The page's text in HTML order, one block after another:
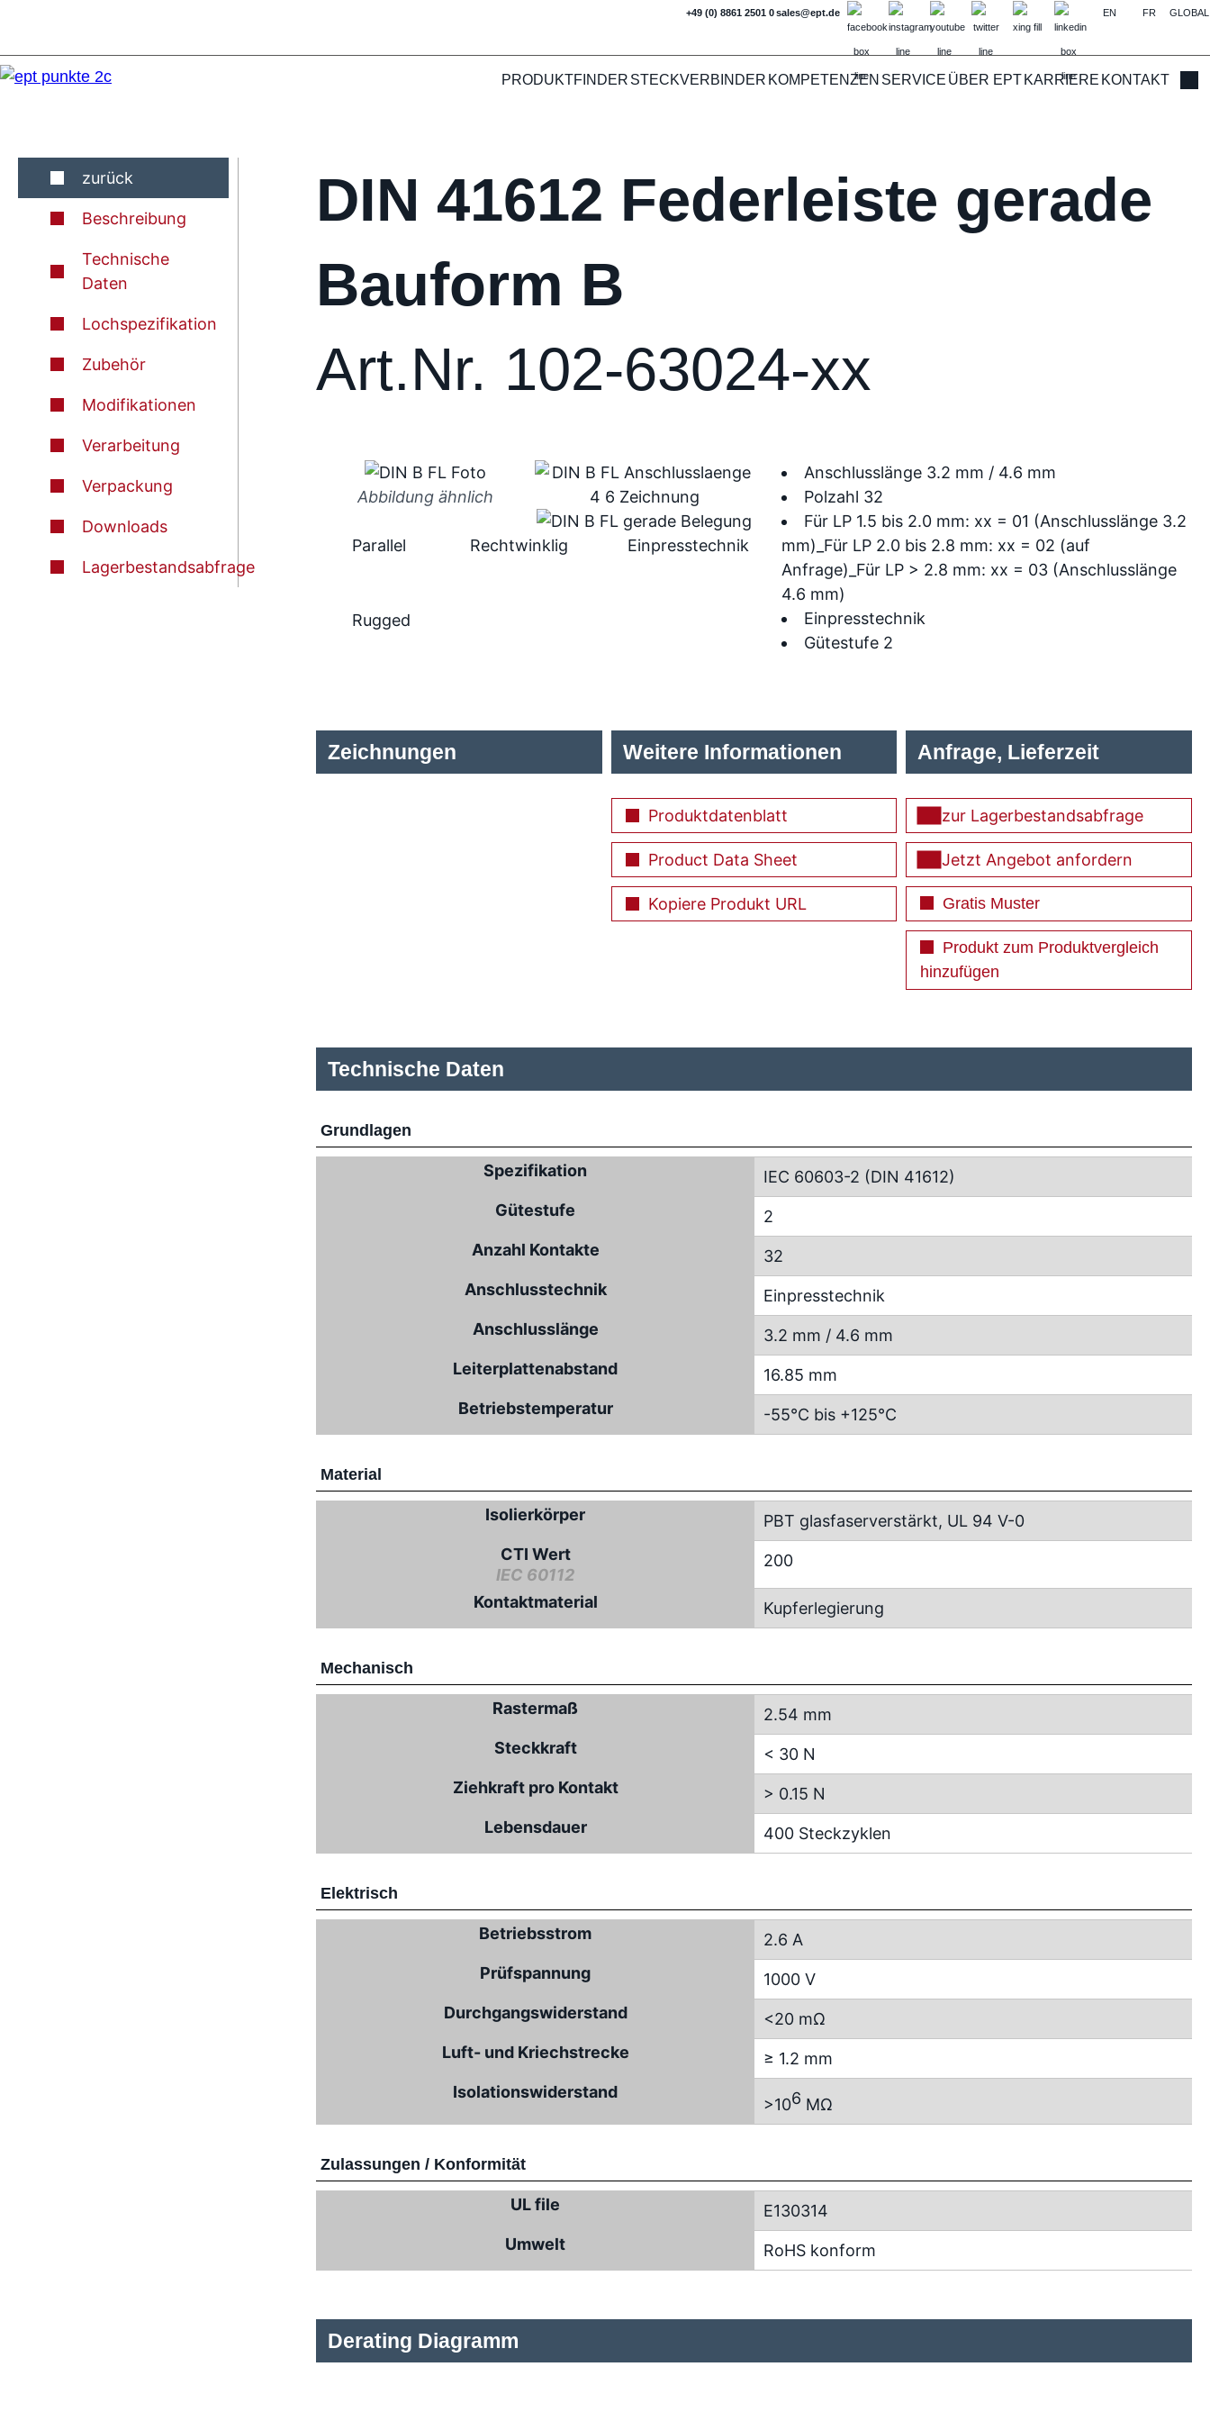
+49 (0) 8861 2501 0sales@ept.de EN FR GLOBAL
PRODUKTFINDER STECKVERBINDER KOMPETENZEN SERVICE ÜBER EPTKARRIERE KONTAKT
zurück
Beschreibung
Technische
Daten
Lochspezifikation
Zubehör
Modifikationen
Verarbeitung
Verpackung
Downloads
Lagerbestandsabfrage
DIN 41612 Federleiste gerade
Bauform B
Art.Nr. 102-63024-xx
Abbildung ähnlich
Anschlusslänge 3.2 mm / 4.6 mm
Polzahl 32
Für LP 1.5 bis 2.0 mm: xx = 01 (Anschlusslänge 3.2
mm)_Für LP 2.0 bis 2.8 mm: xx = 02 (auf
Anfrage)_Für LP > 2.8 mm: xx = 03 (Anschlusslänge
4.6 mm)
Einpresstechnik
Gütestufe 2
Parallel Rechtwinklig Einpresstechnik
Rugged
Zeichnungen Weitere Informationen
Produktdatenblatt
Product Data Sheet
Kopiere Produkt URL
Anfrage, Lieferzeit
zur Lagerbestandsabfrage
Jetzt Angebot anfordern
Gratis Muster
Produkt zum Produktvergleich
hinzufügen
Technische Daten
Grundlagen
Spezifikation
IEC 60603-2 (DIN 41612)
Gütestufe
2
Anzahl Kontakte
32
Anschlusstechnik
Einpresstechnik
Anschlusslänge
3.2 mm / 4.6 mm
Leiterplattenabstand
16.85 mm
Betriebstemperatur
-55°C bis +125°C
Material
Isolierkörper
PBT glasfaserverstärkt, UL 94 V-0
CTI Wert
IEC 60112
200
Kontaktmaterial Kupferlegierung
Mechanisch
Rastermaß
2.54 mm
Steckkraft
< 30 N
Ziehkraft pro Kontakt
> 0.15 N
Lebensdauer
400 Steckzyklen
Elektrisch
Betriebsstrom
2.6 A
Prüfspannung
1000 V
Durchgangswiderstand
<20 mΩ
Luft- und Kriechstrecke
≥ 1.2 mm
Isolationswiderstand
>106 MΩ
Zulassungen / Konformität
UL file
E130314
Umwelt
RoHS konform
Derating Diagramm